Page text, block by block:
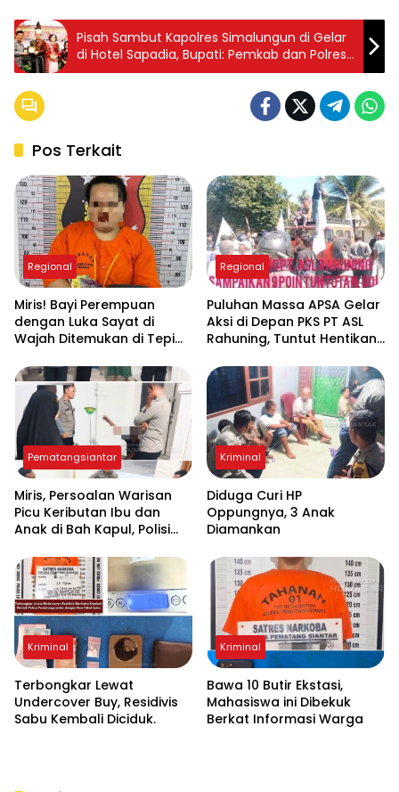
Pisah Sambut Kapolres Simalungun di Gelar
di Hotel Sapadia, Bupati: Pemkab dan Polres
Simalunhu Tetap Berkolaborasi
Pos Terkait
Regional
Miris! Bayi Perempuan
dengan Luka Sayat di
Wajah Ditemukan di Tepi
Dibuang Ibu Kandungnya
Regional
Puluhan Massa APSA Gelar
Aksi di Depan PKS PT ASL
Rahuning, Tuntut Hentikan
Sungai Asahan
Pematangsiantar
Miris, Persoalan Warisan
Picu Keributan Ibu dan
Anak di Bah Kapul, Polisi
Kriminal
Diduga Curi HP
Oppungnya, 3 Anak
Diamankan
Kriminal
Terbongkar Lewat
Undercover Buy, Residivis
Sabu Kembali Diciduk.
Kriminal
Bawa 10 Butir Ekstasi,
Mahasiswa ini Dibekuk
Berkat Informasi Warga